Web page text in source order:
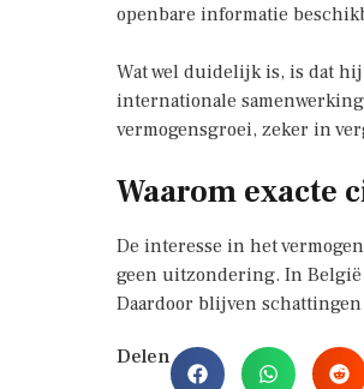
openbare informatie
Wat wel duidelijk is, is dat
internationale
vermogensgroei, zeker in
Waarom exacte
De interesse in het
geen uitzondering. In
Daardoor blijven
Delen